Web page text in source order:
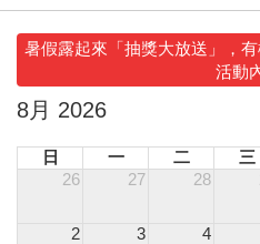
暑假露起來「抽獎大放送」，
活動
8月 2026
日 一 二 三
26
27 28
2 3 4